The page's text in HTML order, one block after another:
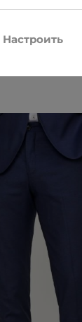
Настроить